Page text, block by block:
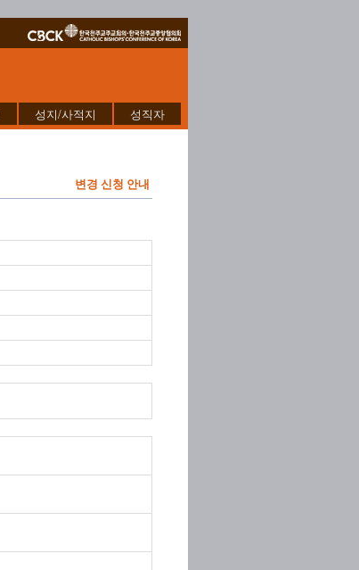
성지/사적지 성직자
변경 신청 안내